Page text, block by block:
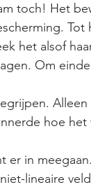
toch! Het
het alsof
Om
hoe
er in
lineaire